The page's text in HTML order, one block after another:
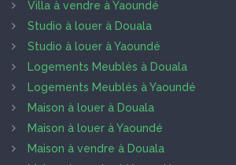
Villa à vendre à Yaoundé
Studio à louer à Douala
Studio à louer à Yaoundé
Logements Meublés à Douala
Logements Meublés à Yaoundé
Maison à louer à Douala
Maison à louer à Yaoundé
Maison à vendre à Douala